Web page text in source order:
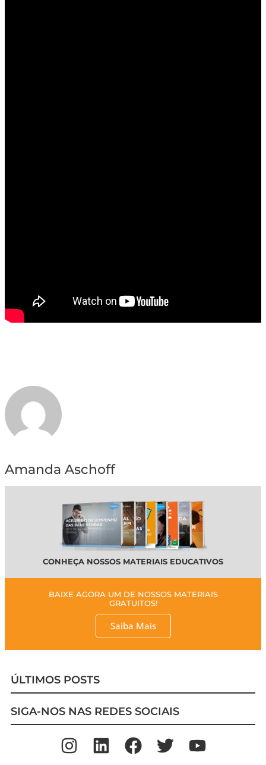
Amanda Aschoff
CONHEÇA NOSSOS MATERIAIS EDUCATIVOS
BAIXE AGORA UM DE NOSSOS MATERIAIS
GRATUITOS!
Saiba Mais
ÚLTIMOS POSTS
SIGA-NOS NAS REDES SOCIAIS